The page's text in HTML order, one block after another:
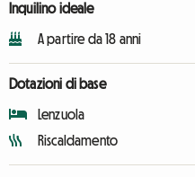
Inquilino ideale
A partire da 18 anni
Dotazioni di base
Lenzuola
Riscaldamento